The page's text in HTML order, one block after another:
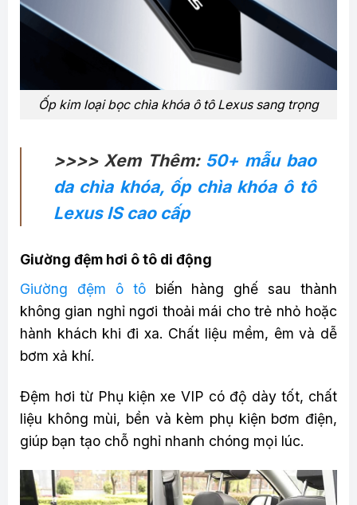
Ốp kim loại bọc chìa khóa ô tô Lexus sang trọng
>>>> Xem Thêm: 50+ mẫu bao
da chìa khóa, ốp chìa khóa ô tô
Lexus IS cao cấp
Giường đệm hơi ô tô di động
Giường đệm ô tôbiến hàng ghế sau thành
không gian nghỉ ngơi thoải mái cho trẻ nhỏ hoặc
hành khách khi đi xa. Chất liệu mềm, êm và dễ
bơm xả khí.
Đệm hơi từ Phụ kiện xe VIP có độ dày tốt, chất
liệu không mùi, bền và kèm phụ kiện bơm điện,
giúp bạn tạo chỗ nghỉ nhanh chóng mọi lúc.